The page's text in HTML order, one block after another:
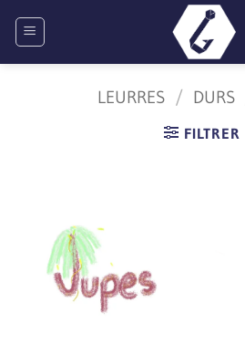
LEURRES / DURS
FILTRER